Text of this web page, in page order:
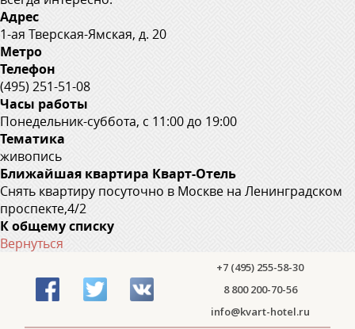
Адрес
1-ая Тверская-Ямская, д. 20
Метро
Телефон
(495) 251-51-08
Часы работы
Понедельник-суббота, с 11:00 до 19:00
Тематика
живопись
Ближайшая квартира Кварт-Отель
Снять квартиру посуточно в Москве на Ленинградском
проспекте,4/2
К общему списку
Вернуться
+7 (495) 255-58-30
8 800 200-70-56
info@kvart-hotel.ru